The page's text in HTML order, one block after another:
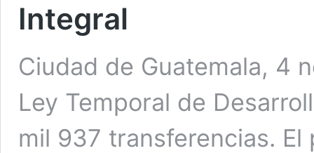
Integral
Ciudad de Guatemala, 4
Ley Temporal de
mil 937 transferencias.